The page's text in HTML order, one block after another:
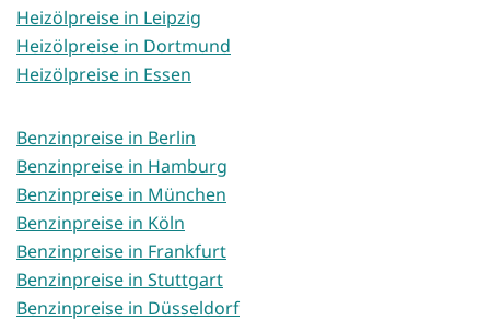
Heizölpreise in Leipzig
Heizölpreise in Dortmund
Heizölpreise in Essen
Benzinpreise in Berlin
Benzinpreise in Hamburg
Benzinpreise in München
Benzinpreise in Köln
Benzinpreise in Frankfurt
Benzinpreise in Stuttgart
Benzinpreise in Düsseldorf